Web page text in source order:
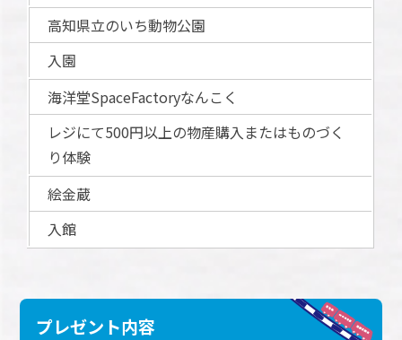
高知県立のいち動物公園
入園
海洋堂SpaceFactoryなんこく
レジにて500円以上の物産購入またはものづく
り体験
絵金蔵
入館
プレゼント内容